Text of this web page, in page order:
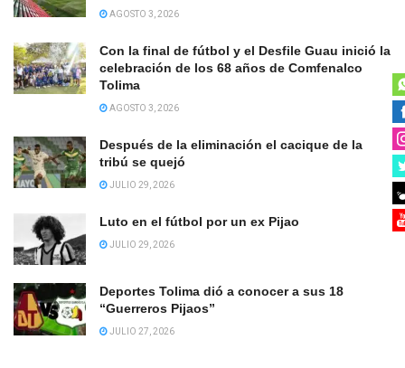
AGOSTO 3, 2026
Con la final de fútbol y el Desfile Guau inició la
celebración de los 68 años de Comfenalco
Tolima
AGOSTO 3, 2026
Después de la eliminación el cacique de la
tribú se quejó
JULIO 29, 2026
Luto en el fútbol por un ex Pijao
JULIO 29, 2026
Deportes Tolima dió a conocer a sus 18
“Guerreros Pijaos”
JULIO 27, 2026